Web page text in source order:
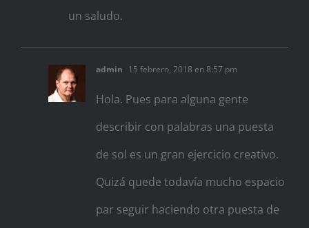
un saludo.
admin 15 febrero, 2018 en 8:57 pm
Hola. Pues para alguna gente
describir con palabras una puesta
de sol es un gran ejercicio creativo.
Quizá quede todavía mucho espacio
par seguir haciendo otra puesta de